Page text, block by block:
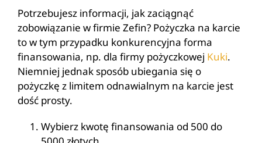
Potrzebujesz informacji, jak zaciągnąć
zobowiązanie w firmie Zefin? Pożyczka na karcie
to w tym przypadku konkurencyjna forma
finansowania, np. dla firmy pożyczkowej Kuki.
Niemniej jednak sposób ubiegania się o
pożyczkę z limitem odnawialnym na karcie jest
dość prosty.
Wybierz kwotę finansowania od 500 do